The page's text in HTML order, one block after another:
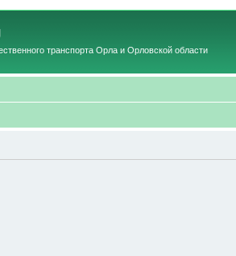
транспорта Орла и Орловской области